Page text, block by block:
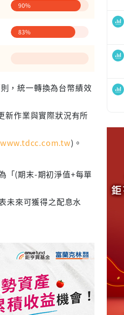
90%
83%
，統一轉換為台幣績效
新作業與實際狀況有所
www.tdcc.com.tw)。
「(期末-期初淨值+每單
未來可獲得之配息水